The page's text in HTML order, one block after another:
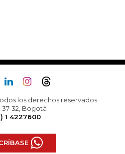
los derechos reservados.
37-32, Bogotá
1 4227600